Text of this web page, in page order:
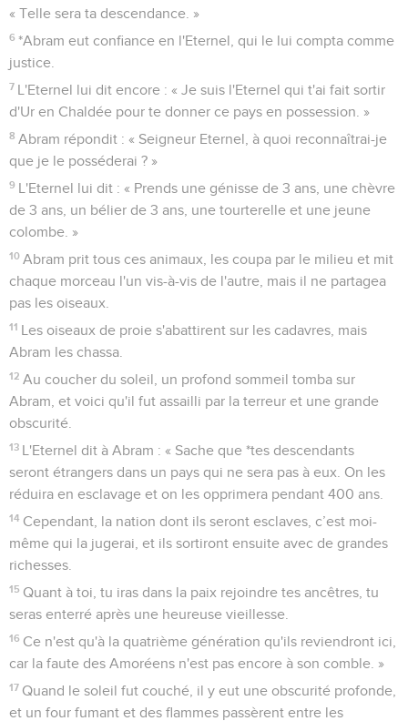
« Telle sera ta descendance. »
6 *Abram eut confiance en l'Eternel, qui le lui compta comme
justice.
7 L'Eternel lui dit encore : « Je suis l'Eternel qui t'ai fait sortir
d'Ur en Chaldée pour te donner ce pays en possession. »
8 Abram répondit : « Seigneur Eternel, à quoi reconnaîtrai-je
que je le posséderai ? »
9 L'Eternel lui dit : « Prends une génisse de 3 ans, une chèvre
de 3 ans, un bélier de 3 ans, une tourterelle et une jeune
colombe. »
10 Abram prit tous ces animaux, les coupa par le milieu et mit
chaque morceau l'un vis-à-vis de l'autre, mais il ne partagea
pas les oiseaux.
11 Les oiseaux de proie s'abattirent sur les cadavres, mais
Abram les chassa.
12 Au coucher du soleil, un profond sommeil tomba sur
Abram, et voici qu'il fut assailli par la terreur et une grande
obscurité.
13 L'Eternel dit à Abram : « Sache que *tes descendants
seront étrangers dans un pays qui ne sera pas à eux. On les
réduira en esclavage et on les opprimera pendant 400 ans.
14 Cependant, la nation dont ils seront esclaves, c’est moi-
même qui la jugerai, et ils sortiront ensuite avec de grandes
richesses.
15 Quant à toi, tu iras dans la paix rejoindre tes ancêtres, tu
seras enterré après une heureuse vieillesse.
16 Ce n'est qu'à la quatrième génération qu'ils reviendront ici,
car la faute des Amoréens n'est pas encore à son comble. »
17 Quand le soleil fut couché, il y eut une obscurité profonde,
et un four fumant et des flammes passèrent entre les